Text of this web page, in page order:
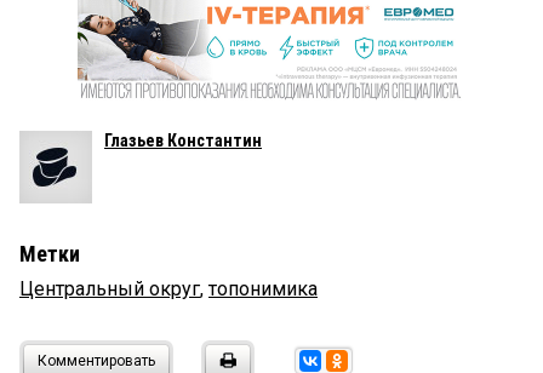
Глазьев Константин
Метки
Центральный округ,топонимика
Комментировать